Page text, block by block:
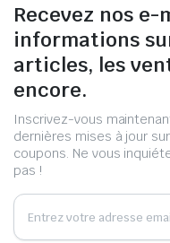
Recevez nos
informations
articles, les
encore.
Inscrivez-vous
dernières mises à jour
coupons. Ne vous
pas !